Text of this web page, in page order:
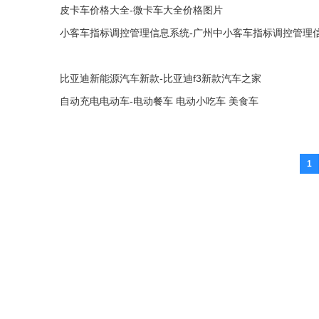
皮卡车价格大全-微卡车大全价格图片
小客车指标调控管理信息系统-广州中小客车指标调控管理
比亚迪新能源汽车新款-比亚迪f3新款汽车之家
自动充电电动车-电动餐车 电动小吃车 美食车
1